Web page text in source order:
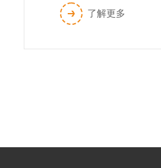
全网通/GPRS
/SMS/CDMA/北斗卫星等
了解更多